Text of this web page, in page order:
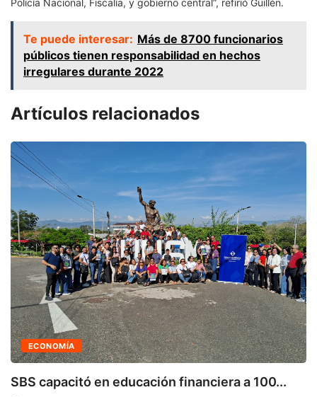
Te puede interesar: Más de 8700 funcionarios
públicos tienen responsabilidad en hechos
irregulares durante 2022
Artículos relacionados
ECONOMÍA
SBS capacitó en educación financiera a 100...